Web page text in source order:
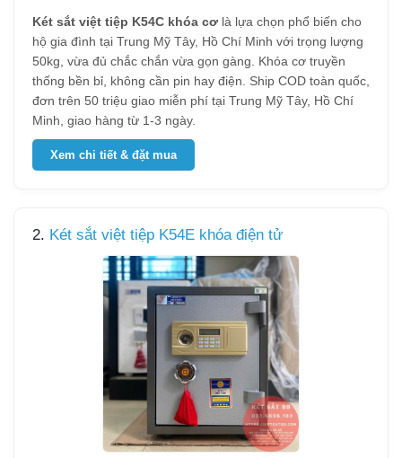
Két sắt việt tiệp K54C khóa cơ là lựa chọn phổ biến cho
hộ gia đình tại Trung Mỹ Tây, Hồ Chí Minh với trọng lượng
50kg, vừa đủ chắc chắn vừa gọn gàng. Khóa cơ truyền
thống bền bỉ, không cần pin hay điện. Ship COD toàn quốc,
đơn trên 50 triệu giao miễn phí tại Trung Mỹ Tây, Hồ Chí
Minh, giao hàng từ 1-3 ngày.
Xem chi tiết & đặt mua
2. Két sắt việt tiệp K54E khóa điện tử